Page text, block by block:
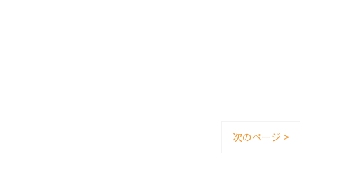
次のページ >